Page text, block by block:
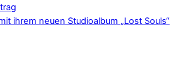
ihrem neuen Studioalbum „Lost Souls“